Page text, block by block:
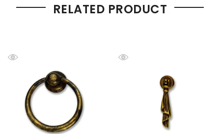
RELATED PRODUCT